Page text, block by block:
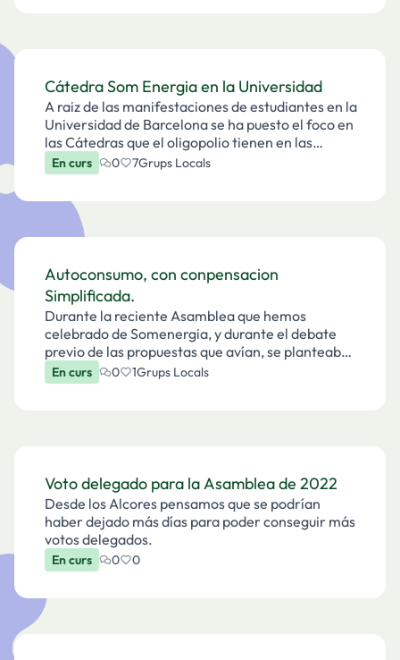
Cátedra Som Energia en la Universidad
A raiz de las manifestaciones de estudiantes en la
Universidad de Barcelona se ha puesto el foco en
las Cátedras que el oligopolio tienen en las
universidades y la problemática que eso conlleva.
También se ha sabido que Repsol solamente
En curs 0 7Grups Locals
Autoconsumo, con conpensacion
Simplificada.
Durante la reciente Asamblea que hemos
celebrado de Somenergia, y durante el debate
previo de las propuestas que avían, se planteaba
que deberíamos tratar el tema de la
compensación que se produce en el proceso de
En curs 0 1Grups Locals
Voto delegado para la Asamblea de 2022
Desde los Alcores pensamos que se podrían
haber dejado más días para poder conseguir más
votos delegados.
En curs 0 0